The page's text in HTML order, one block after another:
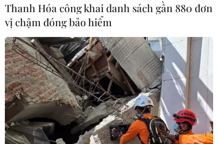
Thanh Hóa công khai danh sách gần 880 đơn
vị chậm đóng bảo hiểm